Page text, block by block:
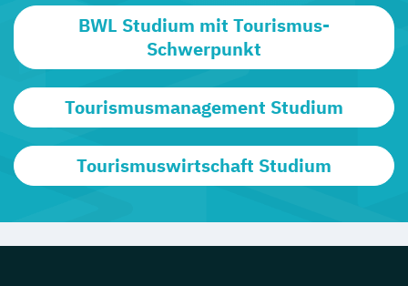
BWL Studium mit Tourismus-
Schwerpunkt
Tourismusmanagement Studium
Tourismuswirtschaft Studium